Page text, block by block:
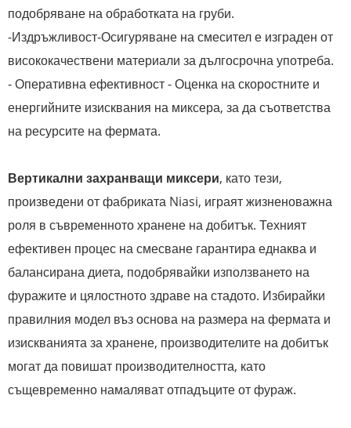
подобряване на обработката на груби.
-Издръжливост-Осигуряване на смесител е изграден от
висококачествени материали за дългосрочна употреба.
- Оперативна ефективност - Оценка на скоростните и
енергийните изисквания на миксера, за да съответства
на ресурсите на фермата.
Вертикални захранващи миксери, като тези,
произведени от фабриката Niasi, играят жизненоважна
роля в съвременното хранене на добитък. Техният
ефективен процес на смесване гарантира еднаква и
балансирана диета, подобрявайки използването на
фуражите и цялостното здраве на стадото. Избирайки
правилния модел въз основа на размера на фермата и
изискванията за хранене, производителите на добитък
могат да повишат производителността, като
същевременно намаляват отпадъците от фураж.